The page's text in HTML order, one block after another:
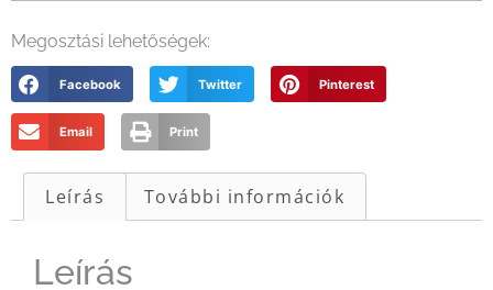
Megosztási lehetőségek:
Facebook Twitter Pinterest
Email Print
Leírás További információk
Leírás